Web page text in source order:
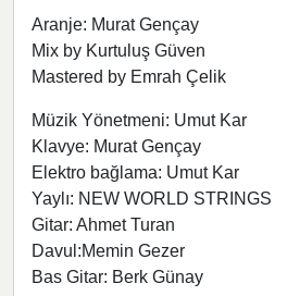
Aranje: Murat Gençay
Mix by Kurtuluş Güven
Mastered by Emrah Çelik
Müzik Yönetmeni: Umut Kar
Klavye: Murat Gençay
Elektro bağlama: Umut Kar
Yaylı: NEW WORLD STRINGS
Gitar: Ahmet Turan
Davul:Memin Gezer
Bas Gitar: Berk Günay